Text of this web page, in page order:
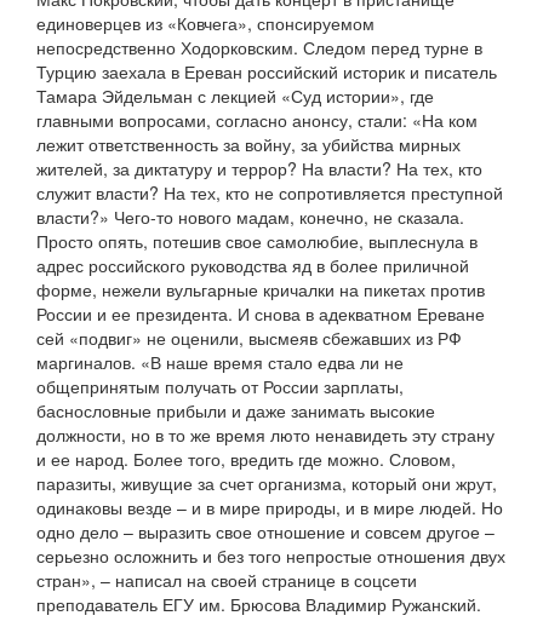
единоверцев из «Ковчега», спонсируемом
непосредственно Ходорковским. Следом перед турне в
Турцию заехала в Ереван российский историк и писатель
Тамара Эйдельман с лекцией «Суд истории», где
главными вопросами, согласно анонсу, стали: «На ком
лежит ответственность за войну, за убийства мирных
жителей, за диктатуру и террор? На власти? На тех, кто
служит власти? На тех, кто не сопротивляется преступной
власти?» Чего-то нового мадам, конечно, не сказала.
Просто опять, потешив свое самолюбие, выплеснула в
адрес российского руководства яд в более приличной
форме, нежели вульгарные кричалки на пикетах против
России и ее президента. И снова в адекватном Ереване
сей «подвиг» не оценили, высмеяв сбежавших из РФ
маргиналов. «В наше время стало едва ли не
общепринятым получать от России зарплаты,
баснословные прибыли и даже занимать высокие
должности, но в то же время люто ненавидеть эту страну
и ее народ. Более того, вредить где можно. Словом,
паразиты, живущие за счет организма, который они жрут,
одинаковы везде – и в мире природы, и в мире людей. Но
одно дело – выразить свое отношение и совсем другое –
серьезно осложнить и без того непростые отношения двух
стран», – написал на своей странице в соцсети
преподаватель ЕГУ им. Брюсова Владимир Ружанский.